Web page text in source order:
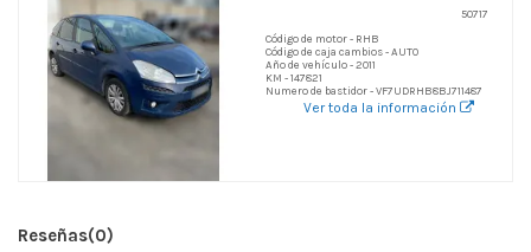
50717
Código de motor - RHB
Código de caja cambios - AUTO
Año de vehículo - 2011
KM - 147821
Numero de bastidor - VF7UDRHB8BJ711487
Ver toda la información
Reseñas(0)